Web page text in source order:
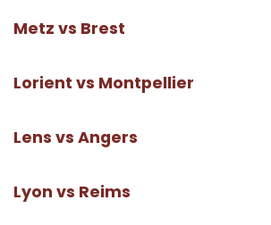
Metz vs Brest
Lorient vs Montpellier
Lens vs Angers
Lyon vs Reims